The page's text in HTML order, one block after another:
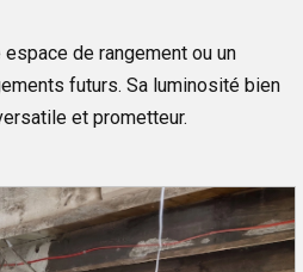
de rangement ou un
futurs. Sa luminosité bien
et prometteur.